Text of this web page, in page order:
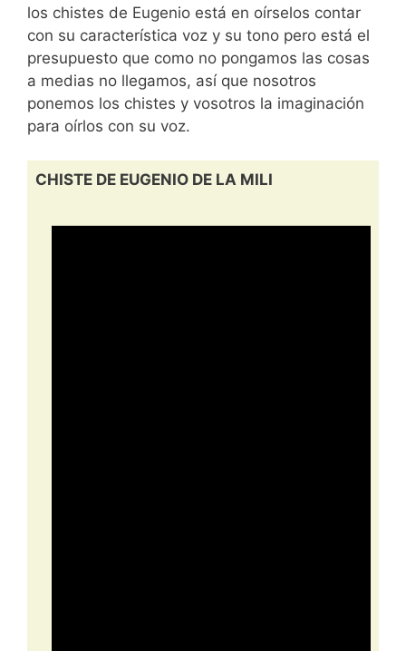
los chistes de Eugenio está en oírselos contar
con su característica voz y su tono pero está el
presupuesto que como no pongamos las cosas
a medias no llegamos, así que nosotros
ponemos los chistes y vosotros la imaginación
para oírlos con su voz.
CHISTE DE EUGENIO DE LA MILI